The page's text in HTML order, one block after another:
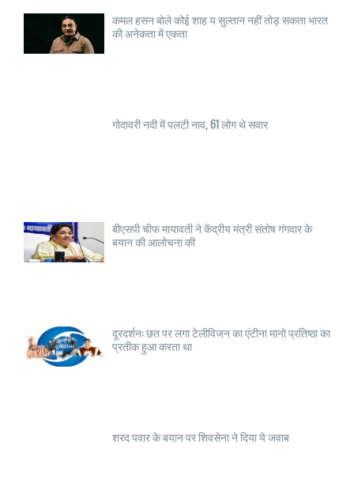
कमल हसन बोले कोई शाह य सुल्तान नहीं तोड़ सकता भारत
की अनेकता में एकता
गोदावरी नदी में पलटी नाव, 61 लोग थे सवार
बीएसपी चीफ मायावती ने केंद्रीय मंत्री संतोष गंगवार के
बयान की आलोचना की
दूरदर्शन: छत पर लगा टेलीविजन का एंटीना मानो प्रतिष्ठा का
प्रतीक हुआ करता था
शरद पवार के बयान पर शिवसेना ने दिया ये जवाब